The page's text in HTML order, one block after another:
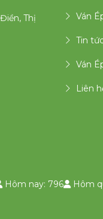
Thị
Ván
Tin
Ván
Liên
Hôm nay: 796 Hôm